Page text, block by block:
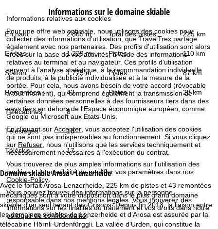
Informations relatives aux cookies
Pour une offre web optimale, nous utilisons des cookies pour
collecter des informations d'utilisation, que TravelTrex partage
également avec nos partenaires. Des profils d'utilisation sont alors
créés sur la base de vos activités, à l'aide des informations
relatives au terminal et au navigateur. Ces profils d'utilisation
servent à l'analyse statistique, à la recommandation individuelle
de produits, à la publicité individualisée et à la mesure de la
portée. Pour cela, nous avons besoin de votre accord (révocable
à tout moment), qui comprend également la transmission de
certaines données personnelles à des fournisseurs tiers dans des
pays tiers en dehors de l'Espace économique européen, comme
Google ou Microsoft aux États-Unis.
En cliquant surAccepter , vous acceptez l'utilisation des cookies
qui ne sont pas indispensables au fonctionnement. Si vous cliquez
sur Refuser , nous n'utilisons que les services techniquement et
nécessairement nécessaires à l'exécution du contrat.
Vous trouverez de plus amples informations sur l'utilisation des
cookies et la possibilité de modifier vos paramètres dans nos
Cookie-Policy.
Vous pouvez trouver des informations sur la personne
responsable dans nosmentions légales. Vous trouverez des
informations sur les finalités du traitement et vos droits dans notre
politique de confidentialité.
d
'
a
c
c
e
i
l
Informations sur le domaine skiable
En haut : 2 865 m Total des pistes : 225 km
En bas : 1 229 m Pistes : 110 km
Station : 1 775 m Pistes : 87 km
Remontées : 43 Pistes : 28 km
Télécabines : 8
Télésièges : 18
Téléskis : 17
Domaine skiableArosa - Lenzerheide
Avec le forfait Arosa-Lenzerheide, 225 km de pistes et 43 remontées
mécaniques sont à votre disposition dans le plus grand domaine
skiable d'un seul tenant des Grisons. Depuis fin 2013, la liaison entre
les domaines skiables de Lenzerheide et d'Arosa est assurée par la
télécabine Hörnli-Urdenfürggli. La vallée d'Urden, qui constitue la